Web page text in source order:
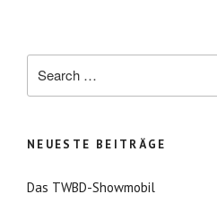
for:
NEUESTE BEITRÄGE
Das TWBD-Showmobil